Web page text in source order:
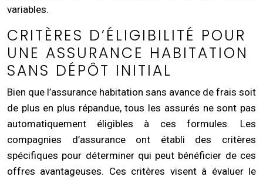
variables.
CRITÈRES D’ÉLIGIBILITÉ POUR
UNE ASSURANCE HABITATION
SANS DÉPÔT INITIAL
Bien que l’assurance habitation sans avance de frais soit
de plus en plus répandue, tous les assurés ne sont pas
automatiquement éligibles à ces formules. Les
compagnies d’assurance ont établi des critères
spécifiques pour déterminer qui peut bénéficier de ces
offres avantageuses. Ces critères visent à évaluer le